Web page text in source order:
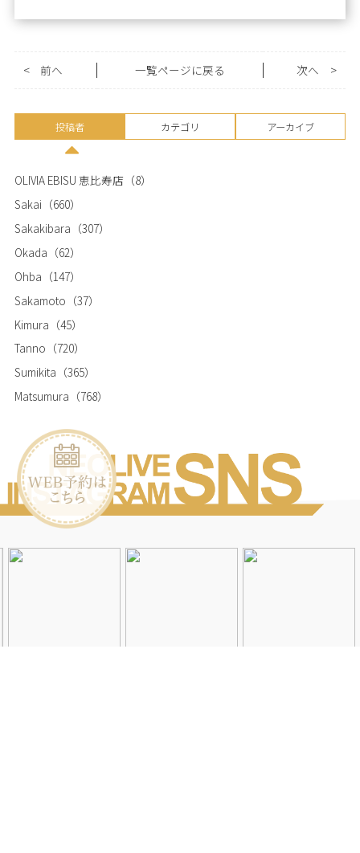
< 前へ 一覧ページに戻る >
次へ
投稿者 カテゴリ アーカイブ
OLIVIA EBISU 恵比寿店 （8）
Sakai （660）
Sakakibara （307）
Okada （62）
Ohba （147）
Sakamoto （37）
Kimura （45）
Tanno （720）
Sumikita （365）
Matsumura （768）